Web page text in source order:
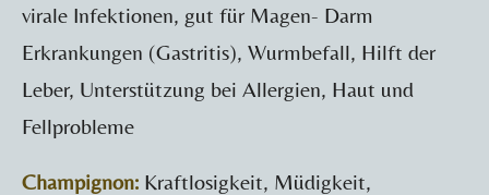
virale Infektionen, gut für Magen- Darm
Erkrankungen (Gastritis), Wurmbefall, Hilft der
Leber, Unterstützung bei Allergien, Haut und
Fellprobleme
Champignon: Kraftlosigkeit, Müdigkeit,